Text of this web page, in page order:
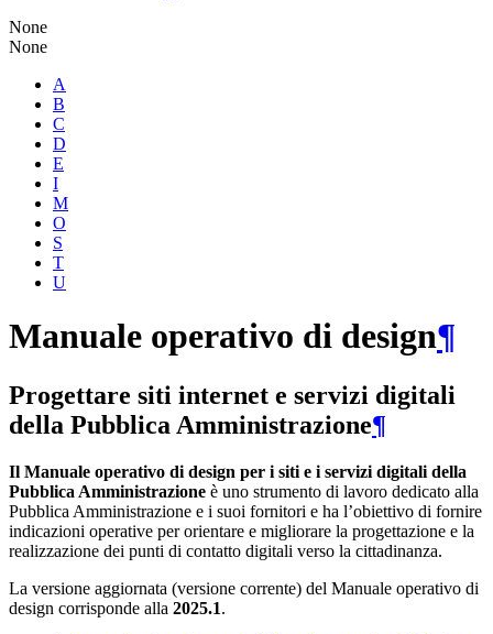
None
None
A
B
C
D
E
I
M
O
S
T
U
Manuale operativo di design¶
Progettare siti internet e servizi digitali
della Pubblica Amministrazione¶
Il Manuale operativo di design per i siti e i servizi digitali della
Pubblica Amministrazione è uno strumento di lavoro dedicato alla
Pubblica Amministrazione e i suoi fornitori e ha l’obiettivo di fornire
indicazioni operative per orientare e migliorare la progettazione e la
realizzazione dei punti di contatto digitali verso la cittadinanza.
La versione aggiornata (versione corrente) del Manuale operativo di
design corrisponde alla 2025.1.